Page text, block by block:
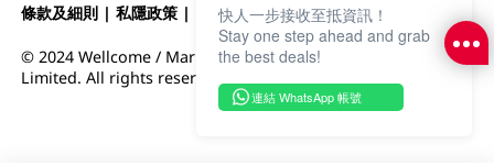
條款及細則 |私隱政策 | DFI零售集團
© 2024 Wellcome / Market Place. The Dairy Farm Company
Limited. All rights reserved.
快人一步接收至抵資訊！
Stay one step ahead and grab
the best deals!
連結 WhatsApp 帳號